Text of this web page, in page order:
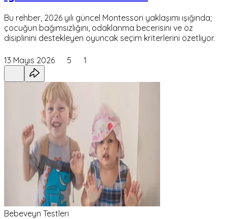
Bu rehber, 2026 yılı güncel Montessori yaklaşımı ışığında;
çocuğun bağımsızlığını, odaklanma becerisini ve öz
disiplinini destekleyen oyuncak seçim kriterlerini özetliyor.
13 Mayıs 2026 5 1
Bebeveyn Testleri